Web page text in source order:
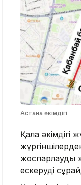
Астана әкімдігі
Қала әкімдігі
жоспарлауды
ескеруді